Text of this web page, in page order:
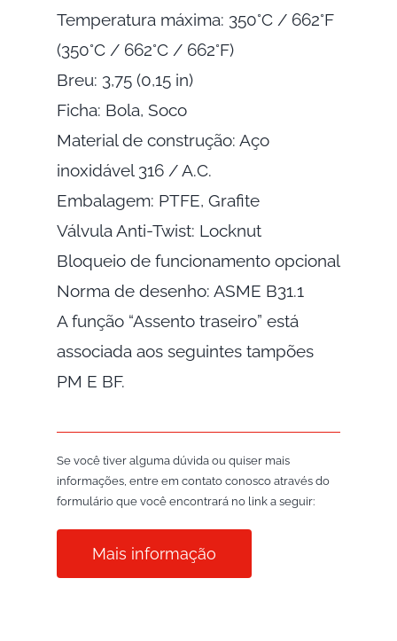
Temperatura máxima: 350°C / 662°F
(350°C / 662°C / 662°F)
Breu: 3,75 (0,15 in)
Ficha: Bola, Soco
Material de construção: Aço
inoxidável 316 / A.C.
Embalagem: PTFE, Grafite
Válvula Anti-Twist: Locknut
Bloqueio de funcionamento opcional
Norma de desenho: ASME B31.1
A função “Assento traseiro” está
associada aos seguintes tampões
PM E BF.
Se você tiver alguma dúvida ou quiser mais
informações, entre em contato conosco através do
formulário que você encontrará no link a seguir:
Mais informação